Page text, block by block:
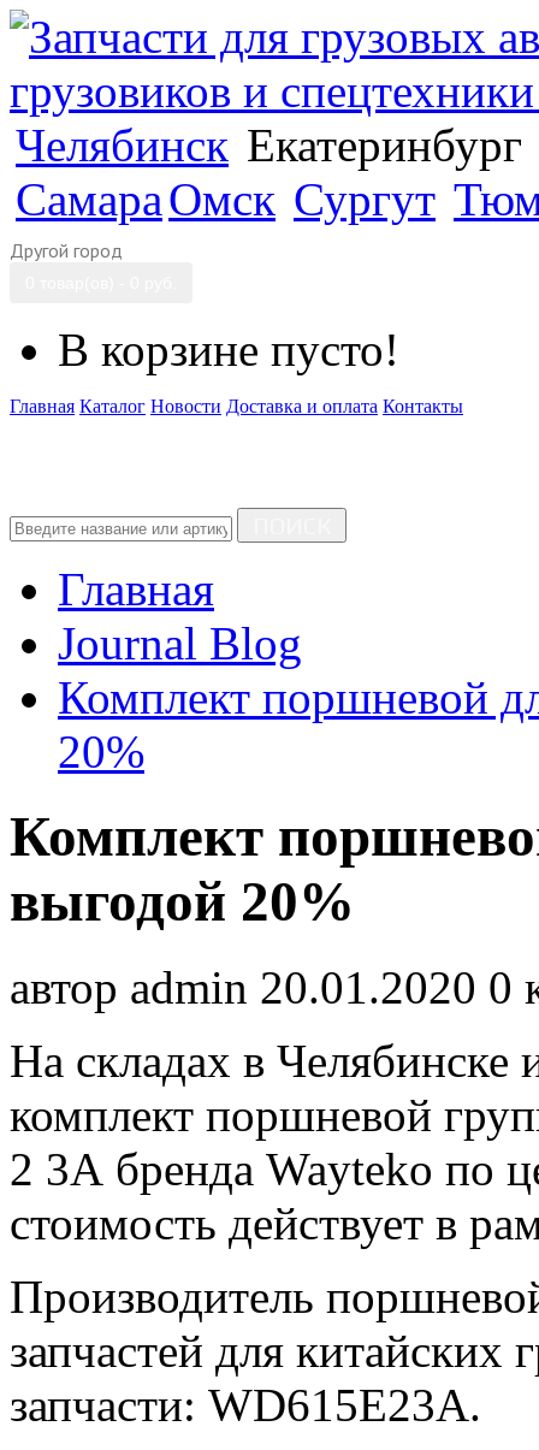
Челябинск Екатеринбург
СамараОмск Сургут
Другой город
В корзине пусто!
Главная Каталог Новости Доставка и оплата Контакты
Главная
Journal Blog
Комплект поршневой
20%
Комплект
выгодой 20%
автор admin 20.01.2020 0
На складах в Челябинске
комплект поршневой
2 3А бренда Wayteko по
стоимость действует в
Производитель
запчастей для китайских
запчасти: WD615E23A.